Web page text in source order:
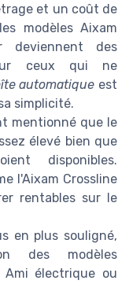
et un coût de
modèles Aixam
deviennent des
ceux qui ne
automatique est
simplicité.
mentionné que le
élevé bien que
disponibles.
l'Aixam Crossline
rentables sur le
en plus souligné,
des modèles
Ami électrique ou